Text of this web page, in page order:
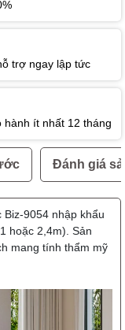
trợ ngay lập tức
ít nhất 12 tháng
Đánh giá
Biz-9054 nhập khẩu
hoặc 2,4m). Sản
mang tính thẩm mỹ